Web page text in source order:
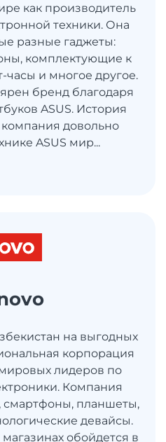
как производитель
техники. Она
разные гаджеты:
комплектующие к
и многое другое.
бренд благодаря
ASUS. История
компания довольно
ASUS мир...
на выгодных
корпорация
лидеров по
Компания
смартфоны, планшеты,
девайсы.
обойдется в